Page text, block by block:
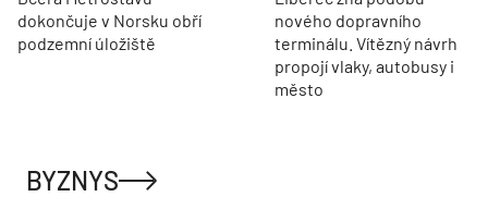
dokončuje v Norsku obří
podzemní úložiště
nového dopravního
terminálu. Vítězný návrh
propojí vlaky, autobusy i
město
BYZNYS